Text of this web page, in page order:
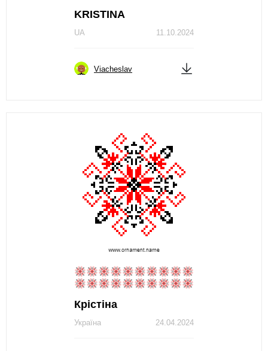
KRISTINA
11.10.2024
UA
Viacheslav
Крістіна
24.04.2024
Україна